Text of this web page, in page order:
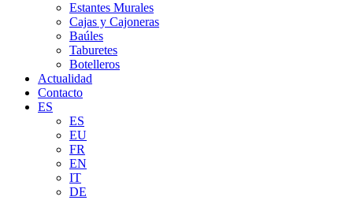
Estantes Murales
Cajas y Cajoneras
Baúles
Taburetes
Botelleros
Actualidad
Contacto
ES
ES
EU
FR
EN
IT
DE